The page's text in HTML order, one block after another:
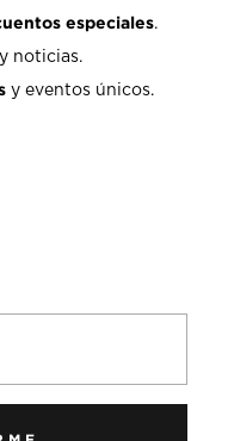
especiales.
y noticias.
y eventos únicos.